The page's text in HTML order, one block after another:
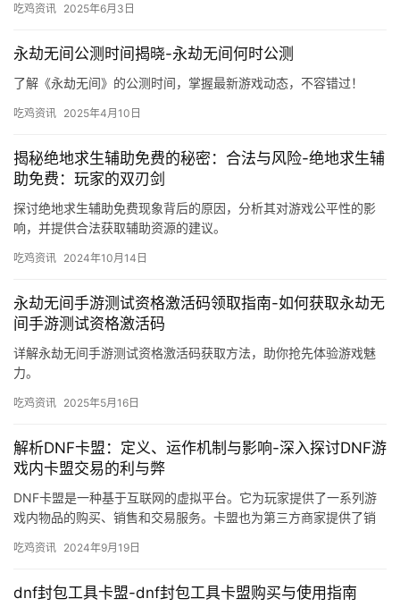
吃鸡资讯 2025年6月3日
永劫无间公测时间揭晓-永劫无间何时公测
了解《永劫无间》的公测时间，掌握最新游戏动态，不容错过！
吃鸡资讯 2025年4月10日
揭秘绝地求生辅助免费的秘密：合法与风险-绝地求生辅
助免费：玩家的双刃剑
探讨绝地求生辅助免费现象背后的原因，分析其对游戏公平性的影
响，并提供合法获取辅助资源的建议。
吃鸡资讯 2024年10月14日
永劫无间手游测试资格激活码领取指南-如何获取永劫无
间手游测试资格激活码
详解永劫无间手游测试资格激活码获取方法，助你抢先体验游戏魅
力。
吃鸡资讯 2025年5月16日
解析DNF卡盟：定义、运作机制与影响-深入探讨DNF游
戏内卡盟交易的利与弊
DNF卡盟是一种基于互联网的虚拟平台。它为玩家提供了一系列游
戏内物品的购买、销售和交易服务。卡盟也为第三方商家提供了销
吃鸡资讯 2024年9月19日
dnf封包工具卡盟-dnf封包工具卡盟购买与使用指南